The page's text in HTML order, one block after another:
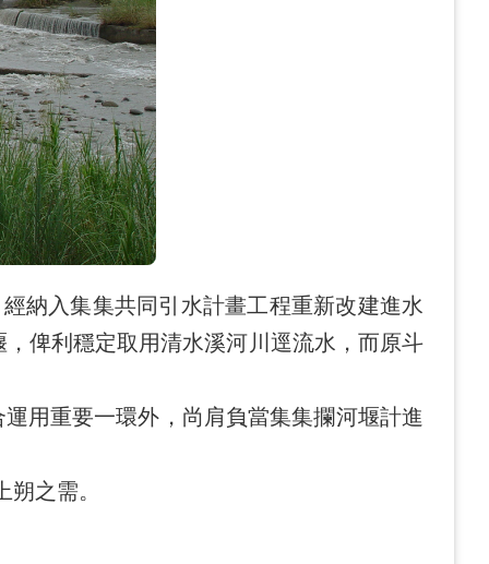
入集集共同引水計畫工程重新改建進水
俾利穩定取用清水溪河川逕流水，而原斗
用重要一環外，尚肩負當集集攔河堰計進
之需。